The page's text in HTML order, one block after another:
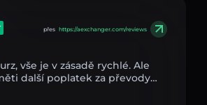
přes https://aexchanger.com/reviews
vše je v zásadě rychlé. Ale
další poplatek za převody…